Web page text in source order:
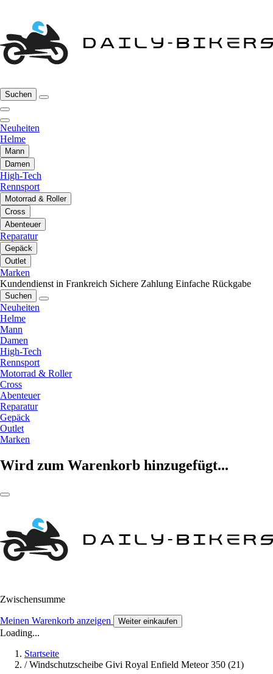
Suchen
Neuheiten
Helme
Mann
Damen
High-Tech
Rennsport
Motorrad & Roller
Cross
Abenteuer
Reparatur
Gepäck
Outlet
Marken
Kundendienst in Frankreich Sichere Zahlung Einfache Rückgabe
Suchen
Neuheiten
Helme
Mann
Damen
High-Tech
Rennsport
Motorrad & Roller
Cross
Abenteuer
Reparatur
Gepäck
Outlet
Marken
Wird zum Warenkorb hinzugefügt...
Zwischensumme
Meinen Warenkorb anzeigen Weiter einkaufen
Loading...
Startseite
/ Windschutzscheibe Givi Royal Enfield Meteor 350 (21)